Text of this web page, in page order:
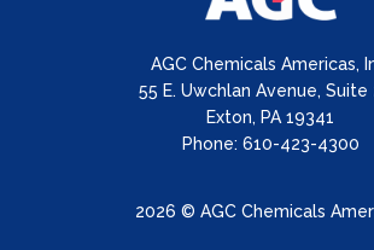
AGC Chemicals Americas,
55 E. Uwchlan Avenue, Suite
Exton, PA 19341
Phone: 610-423-4300
2026 © AGC Chemicals